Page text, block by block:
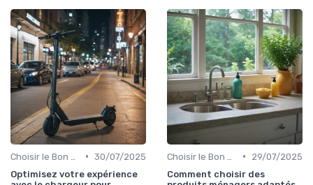
• 30/07/2025
Optimisez votre expérience
•
29/07/2025
Comment choisir des